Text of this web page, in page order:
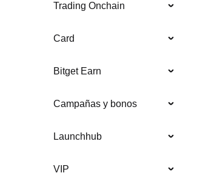
Trading Onchain
Card
Bitget Earn
Campañas y bonos
Launchhub
VIP